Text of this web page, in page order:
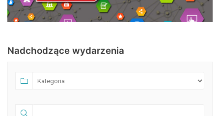
Nadchodzące wydarzenia